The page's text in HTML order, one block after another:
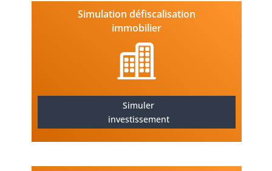
Simulation défiscalisation
immobilier
Simuler
investissement